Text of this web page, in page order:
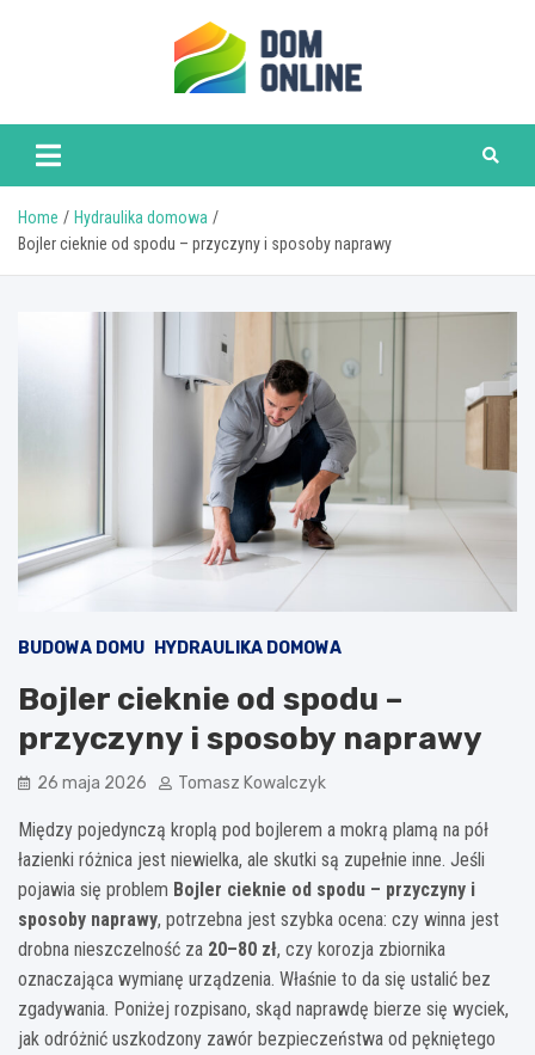
www.domonline.pl
Home
Hydraulika domowa
Bojler cieknie od spodu – przyczyny i sposoby naprawy
BUDOWA DOMU HYDRAULIKA DOMOWA
Bojler cieknie od spodu –
przyczyny i sposoby naprawy
26 maja 2026 Tomasz Kowalczyk
Między pojedynczą kroplą pod bojlerem a mokrą plamą na pół
łazienki różnica jest niewielka, ale skutki są zupełnie inne. Jeśli
pojawia się problem Bojler cieknie od spodu – przyczyny i
sposoby naprawy, potrzebna jest szybka ocena: czy winna jest
drobna nieszczelność za 20–80 zł, czy korozja zbiornika
oznaczająca wymianę urządzenia. Właśnie to da się ustalić bez
zgadywania. Poniżej rozpisano, skąd naprawdę bierze się wyciek,
jak odróżnić uszkodzony zawór bezpieczeństwa od pękniętego